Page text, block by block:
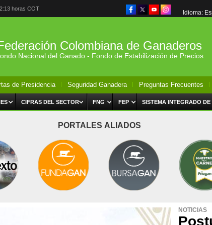
horas COT
Idioma:
Colombiana de Ganaderos
Nacional del Ganado - Fondo de Estabilización de Precios
de Presidencia Seguridad Ganadera Preguntas Frecuentes
CIFRAS DEL SECTOR FNG FEP SISTEMA INTEGRADO DE
PORTALES ALIADOS
NOTICIAS